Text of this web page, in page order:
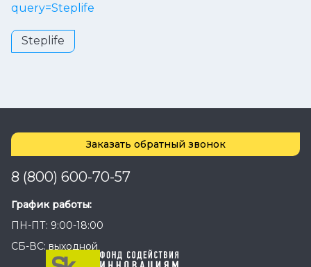
query=Steplife
Steplife
Заказать обратный звонок
8 (800) 600-70-57
График работы:
ПН-ПТ: 9:00-18:00
СБ-ВС: выходной